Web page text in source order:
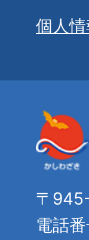
個人
〒
電話